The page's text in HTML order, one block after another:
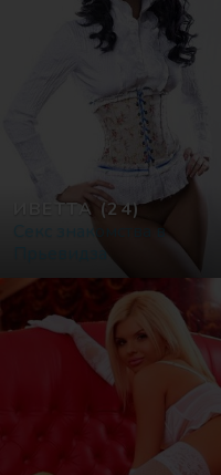
ИВЕТТА (24)
Секс знакомства в
Прьевидза